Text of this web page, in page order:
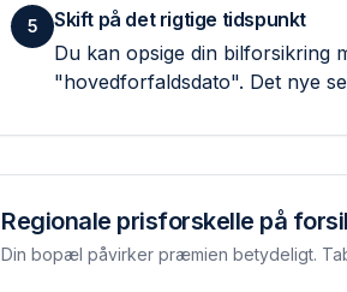
5
Skift på det rigtige tidspunkt
Du kan opsige din bilforsikring
"hovedforfaldsdato". Det nye
Regionale prisforskelle på
Din bopæl påvirker præmien betydeligt.